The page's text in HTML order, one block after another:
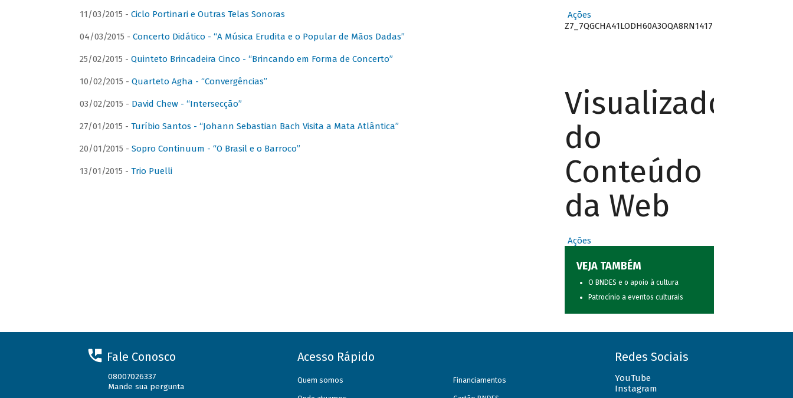
11/03/2015 - Ciclo Portinari e Outras Telas Sonoras
04/03/2015 - Concerto Didático - “A Música Erudita e o Popular de Mãos Dadas”
25/02/2015 - Quinteto Brincadeira Cinco - “Brincando em Forma de Concerto”
10/02/2015 - Quarteto Agha - “Convergências”
03/02/2015 - David Chew - “Intersecção”
27/01/2015 - Turíbio Santos - “Johann Sebastian Bach Visita a Mata Atlântica”
20/01/2015 - Sopro Continuum - “O Brasil e o Barroco”
13/01/2015 - Trio Puelli
Ações
Z7_7QGCHA41LODH60A3OQA8RN1417
Visualizador
do
Conteúdo
da Web
Ações
VEJA TAMBÉM
O BNDES e o apoio à cultura
Patrocínio a eventos culturais
Fale Conosco
08007026337
Mande sua pergunta
Acesso Rápido
Quem somos Financiamentos
Redes Sociais
YouTube
Instagram